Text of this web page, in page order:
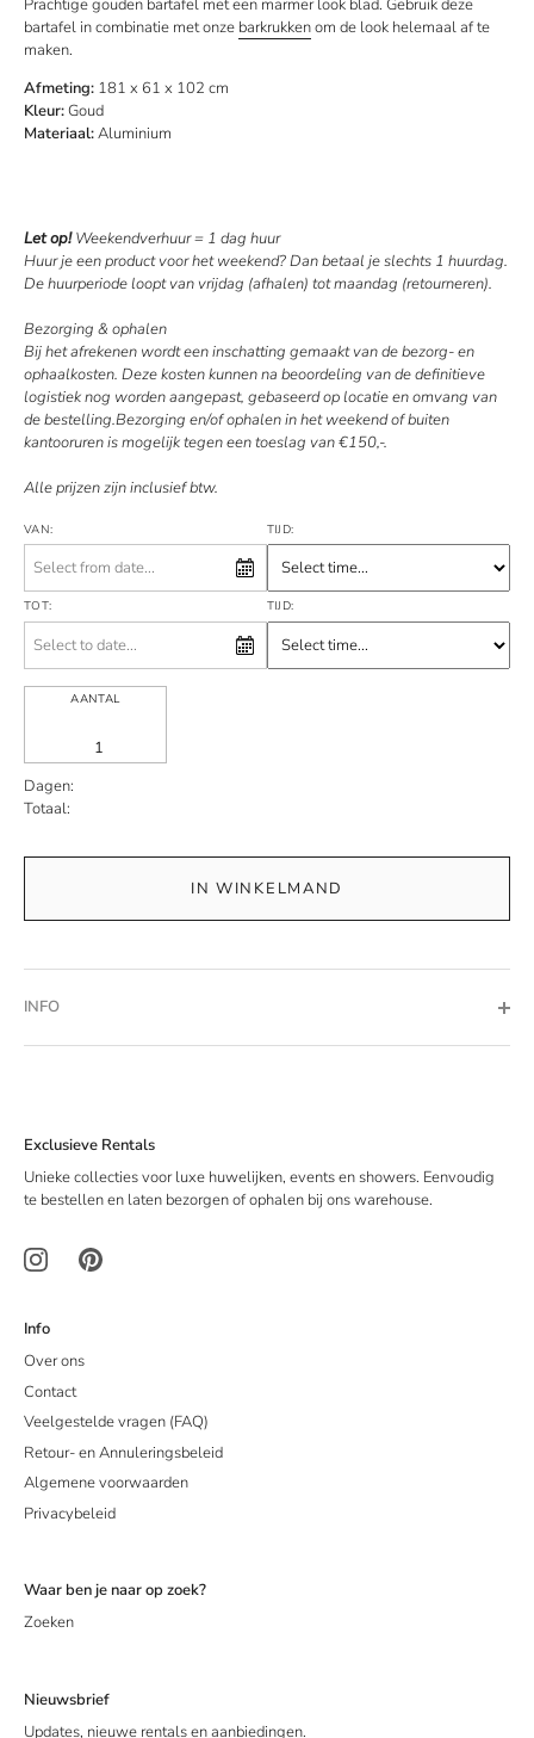
Prachtige gouden bartafel met een marmer look blad. Gebruik deze
bartafel in combinatie met onze barkrukkenom de look helemaal af te
maken.
Afmeting: 181 x 61 x 102 cm
Kleur:Goud
Materiaal:Aluminium
Let op!Weekendverhuur = 1 dag huur
Huur je een product voor het weekend? Dan betaal je slechts 1 huurdag.
De huurperiode loopt van vrijdag (afhalen) tot maandag (retourneren).
Bezorging & ophalen
Bij het afrekenen wordt een inschatting gemaakt van de bezorg- en
ophaalkosten. Deze kosten kunnen na beoordeling van de definitieve
logistiek nog worden aangepast, gebaseerd op locatie en omvang van
de bestelling.Bezorging en/of ophalen in het weekend of buiten
kantooruren is mogelijk tegen een toeslag van €150,-.
Alle prijzen zijn inclusief btw.
VAN: TIJD:
TOT: TIJD:
AANTAL
Dagen:
Totaal:
IN WINKELMAND
INFO
Exclusieve Rentals
Unieke collecties voor luxe huwelijken, events en showers. Eenvoudig
te bestellen en laten bezorgen of ophalen bij ons warehouse.
Info
Over ons
Contact
Veelgestelde vragen (FAQ)
Retour- en Annuleringsbeleid
Algemene voorwaarden
Privacybeleid
Waar ben je naar op zoek?
Zoeken
Nieuwsbrief
Updates, nieuwe rentals en aanbiedingen.